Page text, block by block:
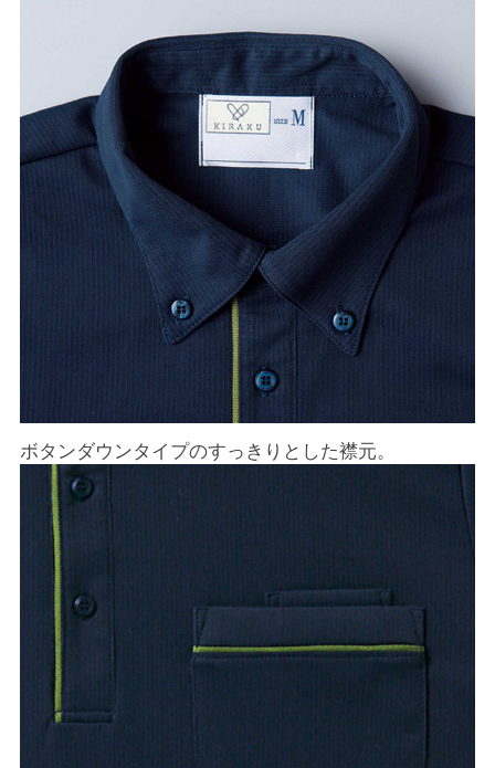
ボタンダウンタイプのすっきりとした襟元。